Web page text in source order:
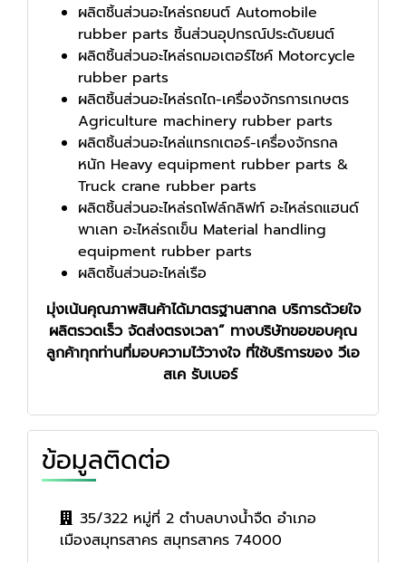
ผลิตชิ้นส่วนอะไหล่รถยนต์ Automobile
rubber parts ชิ้นส่วนอุปกรณ์ประดับยนต์
ผลิตชิ้นส่วนอะไหล่รถมอเตอร์ไซค์ Motorcycle
rubber parts
ผลิตชิ้นส่วนอะไหล่รถไถ-เครื่องจักรการเกษตร
Agriculture machinery rubber parts
ผลิตชิ้นส่วนอะไหล่แทรกเตอร์-เครื่องจักรกล
หนัก Heavy equipment rubber parts &
Truck crane rubber parts
ผลิตชิ้นส่วนอะไหล่รถโฟล์กลิฟท์ อะไหล่รถแฮนด์
พาเลท อะไหล่รถเข็น Material handling
equipment rubber parts
ผลิตชิ้นส่วนอะไหล่เรือ
มุ่งเน้นคุณภาพสินค้าได้มาตรฐานสากล บริการด้วยใจ
ผลิตรวดเร็ว จัดส่งตรงเวลา” ทางบริษัทขอขอบคุณ
ลูกค้าทุกท่านที่มอบความไว้วางใจ ที่ใช้บริการของ วีเอ
สเค รับเบอร์
ข้อมูลติดต่อ
35/322 หมู่ที่ 2 ตำบลบางน้ำจืด อำเภอ
เมืองสมุทรสาคร สมุทรสาคร 74000